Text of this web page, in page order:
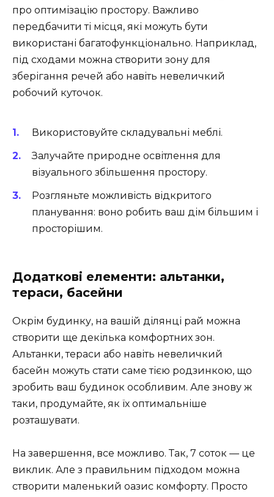
про оптимізацію простору. Важливо
передбачити ті місця, які можуть бути
використані багатофункціонально. Наприклад,
під сходами можна створити зону для
зберігання речей або навіть невеличкий
робочий куточок.
Використовуйте складувальні меблі.
Залучайте природне освітлення для
візуального збільшення простору.
Розгляньте можливість відкритого
планування: воно робить ваш дім більшим і
просторішим.
Додаткові елементи: альтанки,
тераси, басейни
Окрім будинку, на вашій ділянці рай можна
створити ще декілька комфортних зон.
Альтанки, тераси або навіть невеличкий
басейн можуть стати саме тією родзинкою, що
зробить ваш будинок особливим. Але знову ж
таки, продумайте, як їх оптимальніше
розташувати.
На завершення, все можливо. Так, 7 соток — це
виклик. Але з правильним підходом можна
створити маленький оазис комфорту. Просто